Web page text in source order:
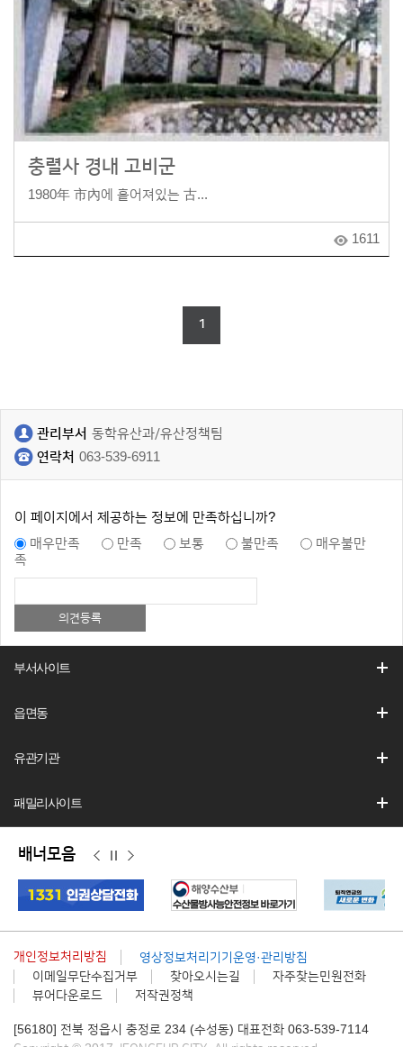
충렬사 경내 고비군
1980年 市內에 흩어져있는 古...
1611
1
관리부서 동학유산과/유산정책팀
연락처 063-539-6911
이 페이지에서 제공하는 정보에 만족하십니까?
매우만족
만족 보통 불만족
매우불만
족
부서사이트
읍면동
유관기관
패밀리사이트
배너모음
전 지 음
개인정보처리방침
영상정보처리기기운영·관리방침
이메일무단수집거부
찾아오시는길
자주찾는민원전화
뷰어다운로드
저작권정책
[56180] 전북 정읍시 충정로 234 (수성동) 대표전화 063-539-7114